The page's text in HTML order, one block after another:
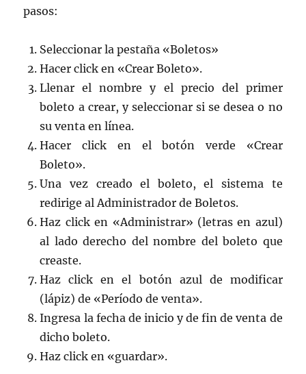
pasos:
Seleccionar la pestaña «Boletos»
Hacer click en «Crear Boleto».
Llenar el nombre y el precio del primer
boleto a crear, y seleccionar si se desea o no
su venta en línea.
Hacer click en el botón verde «Crear
Boleto».
Una vez creado el boleto, el sistema te
redirige al Administrador de Boletos.
Haz click en «Administrar» (letras en azul)
al lado derecho del nombre del boleto que
creaste.
Haz click en el botón azul de modificar
(lápiz) de «Período de venta».
Ingresa la fecha de inicio y de fin de venta de
dicho boleto.
Haz click en «guardar».